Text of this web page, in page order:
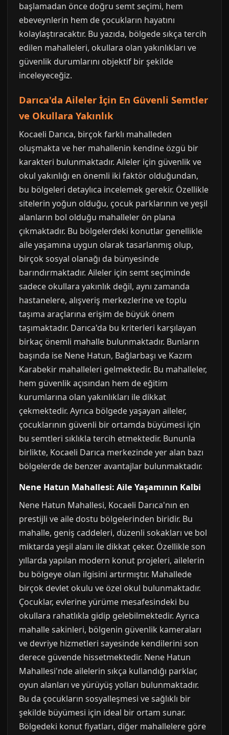
başlamadan önce doğru semt seçimi, hem
ebeveynlerin hem de çocukların hayatını
kolaylaştıracaktır. Bu yazıda, bölgede sıkça tercih
edilen mahalleleri, okullara olan yakınlıkları ve
güvenlik durumlarını objektif bir şekilde
inceleyeceğiz.
Darıca'da Aileler İçin En Güvenli Semtler
ve Okullara Yakınlık
Kocaeli Darıca, birçok farklı mahalleden
oluşmakta ve her mahallenin kendine özgü bir
karakteri bulunmaktadır. Aileler için güvenlik ve
okul yakınlığı en önemli iki faktör olduğundan,
bu bölgeleri detaylıca incelemek gerekir. Özellikle
sitelerin yoğun olduğu, çocuk parklarının ve yeşil
alanların bol olduğu mahalleler ön plana
çıkmaktadır. Bu bölgelerdeki konutlar genellikle
aile yaşamına uygun olarak tasarlanmış olup,
birçok sosyal olanağı da bünyesinde
barındırmaktadır. Aileler için semt seçiminde
sadece okullara yakınlık değil, aynı zamanda
hastanelere, alışveriş merkezlerine ve toplu
taşıma araçlarına erişim de büyük önem
taşımaktadır. Darıca'da bu kriterleri karşılayan
birkaç önemli mahalle bulunmaktadır. Bunların
başında ise Nene Hatun, Bağlarbaşı ve Kazım
Karabekir mahalleleri gelmektedir. Bu mahalleler,
hem güvenlik açısından hem de eğitim
kurumlarına olan yakınlıkları ile dikkat
çekmektedir. Ayrıca bölgede yaşayan aileler,
çocuklarının güvenli bir ortamda büyümesi için
bu semtleri sıklıkla tercih etmektedir. Bununla
birlikte, Kocaeli Darıca merkezinde yer alan bazı
bölgelerde de benzer avantajlar bulunmaktadır.
Nene Hatun Mahallesi: Aile Yaşamının Kalbi
Nene Hatun Mahallesi, Kocaeli Darıca'nın en
prestijli ve aile dostu bölgelerinden biridir. Bu
mahalle, geniş caddeleri, düzenli sokakları ve bol
miktarda yeşil alanı ile dikkat çeker. Özellikle son
yıllarda yapılan modern konut projeleri, ailelerin
bu bölgeye olan ilgisini artırmıştır. Mahallede
birçok devlet okulu ve özel okul bulunmaktadır.
Çocuklar, evlerine yürüme mesafesindeki bu
okullara rahatlıkla gidip gelebilmektedir. Ayrıca
mahalle sakinleri, bölgenin güvenlik kameraları
ve devriye hizmetleri sayesinde kendilerini son
derece güvende hissetmektedir. Nene Hatun
Mahallesi'nde ailelerin sıkça kullandığı parklar,
oyun alanları ve yürüyüş yolları bulunmaktadır.
Bu da çocukların sosyalleşmesi ve sağlıklı bir
şekilde büyümesi için ideal bir ortam sunar.
Bölgedeki konut fiyatları, diğer mahallelere göre